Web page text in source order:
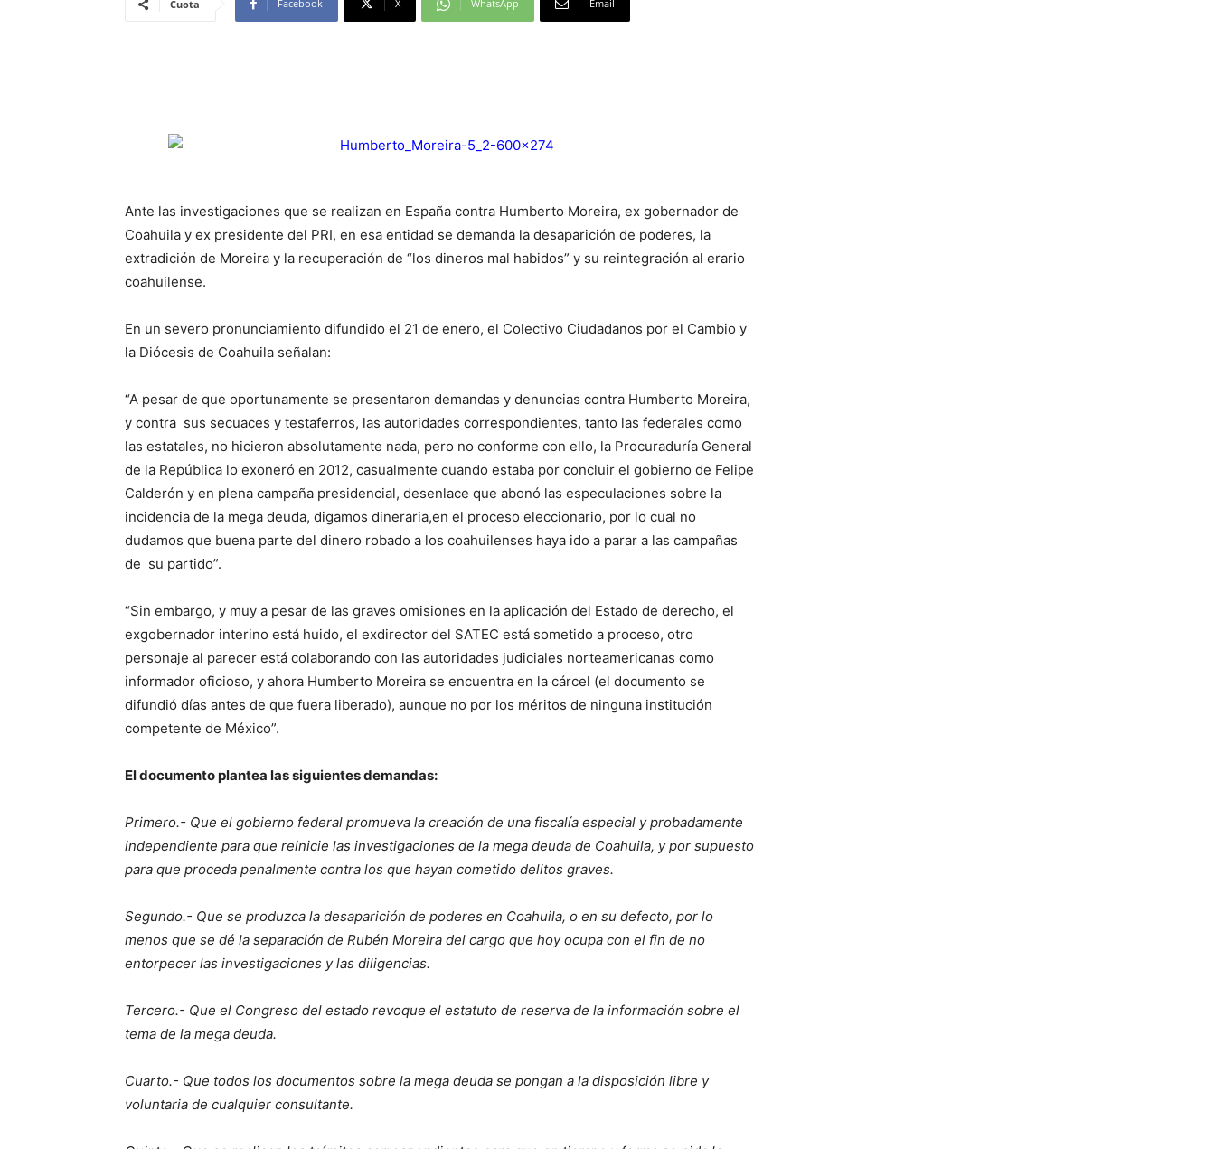
Cuota Facebook X WhatsApp Email
Ante las investigaciones que se realizan en España contra Humberto Moreira, ex gobernador de
Coahuila y ex presidente del PRI, en esa entidad se demanda la desaparición de poderes, la
extradición de Moreira y la recuperación de “los dineros mal habidos” y su reintegración al erario
coahuilense.
En un severo pronunciamiento difundido el 21 de enero, el Colectivo Ciudadanos por el Cambio y
la Diócesis de Coahuila señalan:
“A pesar de que oportunamente se presentaron demandas y denuncias contra Humberto Moreira,
y contra sus secuaces y testaferros, las autoridades correspondientes, tanto las federales como
las estatales, no hicieron absolutamente nada, pero no conforme con ello, la Procuraduría General
de la República lo exoneró en 2012, casualmente cuando estaba por concluir el gobierno de Felipe
Calderón y en plena campaña presidencial, desenlace que abonó las especulaciones sobre la
incidencia de la mega deuda, digamos dineraria,en el proceso eleccionario, por lo cual no
dudamos que buena parte del dinero robado a los coahuilenses haya ido a parar a las campañas
de su partido”.
“Sin embargo, y muy a pesar de las graves omisiones en la aplicación del Estado de derecho, el
exgobernador interino está huido, el exdirector del SATEC está sometido a proceso, otro
personaje al parecer está colaborando con las autoridades judiciales norteamericanas como
informador oficioso, y ahora Humberto Moreira se encuentra en la cárcel (el documento se
difundió días antes de que fuera liberado), aunque no por los méritos de ninguna institución
competente de México”.
El documento plantea las siguientes demandas:
Primero.- Que el gobierno federal promueva la creación de una fiscalía especial y probadamente
independiente para que reinicie las investigaciones de la mega deuda de Coahuila, y por supuesto
para que proceda penalmente contra los que hayan cometido delitos graves.
Segundo.- Que se produzca la desaparición de poderes en Coahuila, o en su defecto, por lo
menos que se dé la separación de Rubén Moreira del cargo que hoy ocupa con el fin de no
entorpecer las investigaciones y las diligencias.
Tercero.- Que el Congreso del estado revoque el estatuto de reserva de la información sobre el
tema de la mega deuda.
Cuarto.- Que todos los documentos sobre la mega deuda se pongan a la disposición libre y
voluntaria de cualquier consultante.